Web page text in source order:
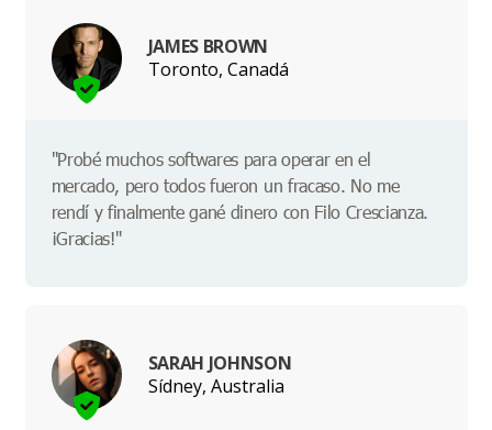
JAMES BROWN
Toronto, Canadá
"Probé muchos softwares para operar en el
mercado, pero todos fueron un fracaso. No me
rendí y finalmente gané dinero con Filo Crescianza.
¡Gracias!"
SARAH JOHNSON
Sídney, Australia